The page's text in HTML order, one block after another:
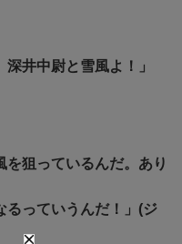
深井中尉と雪風よ！」
狙っているんだ。あり
るっていうんだ！」(ジ